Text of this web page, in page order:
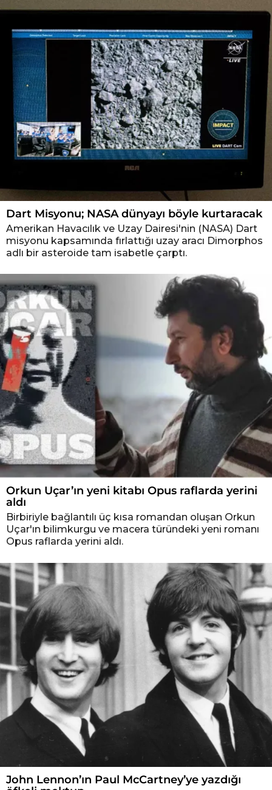
H
a
b
e
e
Dart Misyonu; NASA dünyayı böyle kurtaracak
Amerikan Havacılık ve Uzay Dairesi'nin (NASA) Dart
misyonu kapsamında fırlattığı uzay aracı Dimorphos
adlı bir asteroide tam isabetle çarptı.
Orkun Uçar’ın yeni kitabı Opus raflarda yerini
aldı
Birbiriyle bağlantılı üç kısa romandan oluşan Orkun
Uçar'ın bilimkurgu ve macera türündeki yeni romanı
Opus raflarda yerini aldı.
John Lennon’ın Paul McCartney’ye yazdığı